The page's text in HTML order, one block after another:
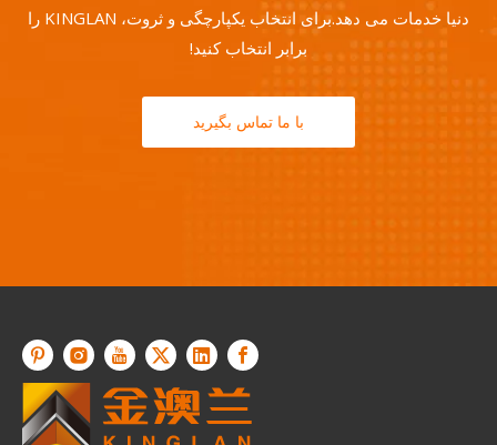
دنیا خدمات می دهد.برای انتخاب یکپارچگی و ثروت، KINGLAN را
برابر انتخاب کنید!
با ما تماس بگیرید